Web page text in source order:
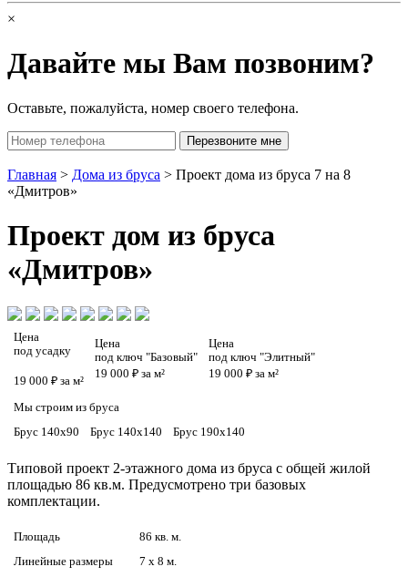
×
Давайте мы Вам позвоним?
Оставьте, пожалуйста, номер своего телефона.
Главная > Дома из бруса > Проект дома из бруса 7 на 8
«Дмитров»
Проект дом из бруса
«Дмитров»
Цена
под усадку
19 000 ₽ за м²
Цена
под ключ "Базовый"
19 000 ₽ за м²
Цена
под ключ "Элитный"
19 000 ₽ за м²
Мы строим из бруса
Брус 140х90
Брус 140х140 Брус 190х140
Типовой проект 2-этажного дома из бруса с общей жилой
площадью 86 кв.м. Предусмотрено три базовых
комплектации.
Площадь
86 кв. м.
Линейные размеры
7 x 8 м.